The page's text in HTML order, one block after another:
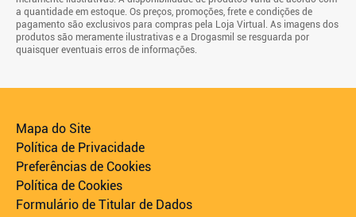
a quantidade em estoque. Os preços, promoções, frete e condições de
pagamento são exclusivos para compras pela Loja Virtual. As imagens dos
produtos são meramente ilustrativas e a Drogasmil se resguarda por
quaisquer eventuais erros de informações.
Mapa do Site
Política de Privacidade
Preferências de Cookies
Política de Cookies
Formulário de Titular de Dados